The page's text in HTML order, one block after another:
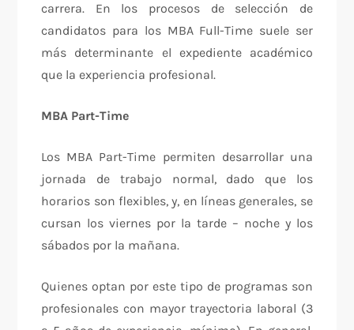
carrera. En los procesos de selección de
candidatos para los MBA Full-Time suele ser
más determinante el expediente académico
que la experiencia profesional.
MBA Part-Time
Los MBA Part-Time permiten desarrollar una
jornada de trabajo normal, dado que los
horarios son flexibles, y, en líneas generales, se
cursan los viernes por la tarde – noche y los
sábados por la mañana.
Quienes optan por este tipo de programas son
profesionales con mayor trayectoria laboral (3